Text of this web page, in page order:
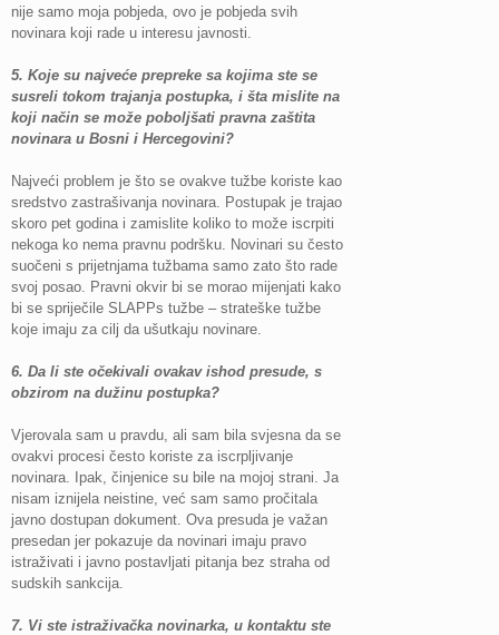
nije samo moja pobjeda, ovo je pobjeda svih
novinara koji rade u interesu javnosti.
5. Koje su najveće prepreke sa kojima ste se
susreli tokom trajanja postupka, i šta mislite na
koji način se može poboljšati pravna zaštita
novinara u Bosni i Hercegovini?
Najveći problem je što se ovakve tužbe koriste kao
sredstvo zastrašivanja novinara. Postupak je trajao
skoro pet godina i zamislite koliko to može iscrpiti
nekoga ko nema pravnu podršku. Novinari su često
suočeni s prijetnjama tužbama samo zato što rade
svoj posao. Pravni okvir bi se morao mijenjati kako
bi se spriječile SLAPPs tužbe – strateške tužbe
koje imaju za cilj da ušutkaju novinare.
6. Da li ste očekivali ovakav ishod presude, s
obzirom na dužinu postupka?
Vjerovala sam u pravdu, ali sam bila svjesna da se
ovakvi procesi često koriste za iscrpljivanje
novinara. Ipak, činjenice su bile na mojoj strani. Ja
nisam iznijela neistine, već sam samo pročitala
javno dostupan dokument. Ova presuda je važan
presedan jer pokazuje da novinari imaju pravo
istraživati i javno postavljati pitanja bez straha od
sudskih sankcija.
7. Vi ste istraživačka novinarka, u kontaktu ste